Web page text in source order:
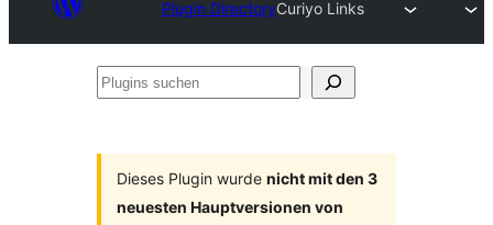
Plugin DirectoryCuriyo Links
Plugins
Dieses Plugin wurde nicht mit den 3
neuesten Hauptversionen von